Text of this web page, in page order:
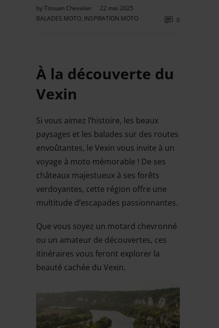
byTitouan Chevalier
22 mai 2025
BALADES MOTO, INSPIRATION MOTO 0
À la découverte du
Vexin
Si vous aimez l’histoire, les beaux
paysages et les balades sur des routes
envoûtantes, le Vexin vous invite à un
voyage à moto mémorable ! De ses
châteaux majestueux à ses forêts
verdoyantes, cette région offre une
multitude d’escapades passionnantes.
Que vous soyez un motard chevronné
ou un amateur de découvertes, ces
itinéraires vous feront explorer la
beauté cachée du Vexin.